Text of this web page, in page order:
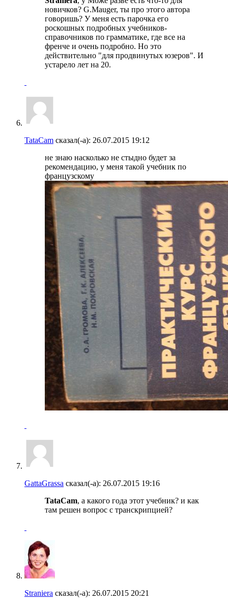
новичков? G.Mauger, ты про этого автора
говоришь? У меня есть парочка его
роскошных подробных учебников-
справочников по грамматике, где все на
френче и очень подробно. Но это
действительно "для продвинутых юзеров". И
устарело лет на 20.
TataCam сказал(-а): 26.07.2015 19:12
не знаю насколько не стыдно будет за
рекомендацию, у меня такой учебник по
французскому
GattaGrassa сказал(-а): 26.07.2015 19:16
TataCam, а какого года этот учебник? и как
там решен вопрос с транскрипцией?
Straniera сказал(-а): 26.07.2015 20:21